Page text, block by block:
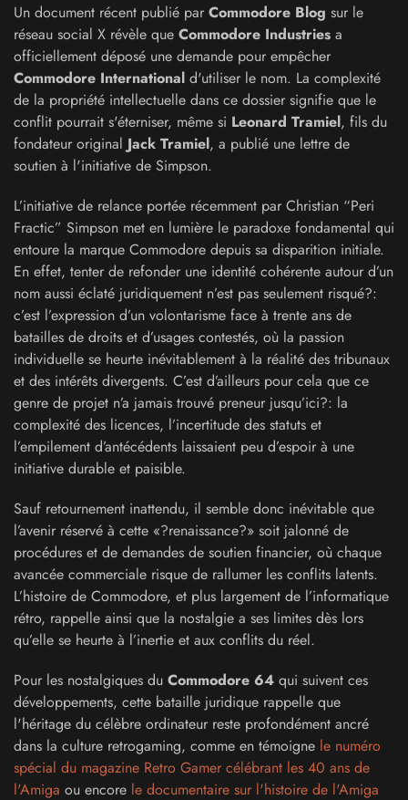
Un document récent publié par Commodore Blog sur le
réseau social X révèle que Commodore Industries a
officiellement déposé une demande pour empêcher
Commodore International d'utiliser le nom. La complexité
de la propriété intellectuelle dans ce dossier signifie que le
conflit pourrait s'éterniser, même si Leonard Tramiel, fils du
fondateur original Jack Tramiel, a publié une lettre de
soutien à l'initiative de Simpson.
L’initiative de relance portée récemment par Christian “Peri
Fractic” Simpson met en lumière le paradoxe fondamental qui
entoure la marque Commodore depuis sa disparition initiale.
En effet, tenter de refonder une identité cohérente autour d’un
nom aussi éclaté juridiquement n’est pas seulement risqué?:
c’est l’expression d’un volontarisme face à trente ans de
batailles de droits et d’usages contestés, où la passion
individuelle se heurte inévitablement à la réalité des tribunaux
et des intérêts divergents. C’est d’ailleurs pour cela que ce
genre de projet n’a jamais trouvé preneur jusqu’ici?: la
complexité des licences, l’incertitude des statuts et
l’empilement d’antécédents laissaient peu d’espoir à une
initiative durable et paisible.
Sauf retournement inattendu, il semble donc inévitable que
l’avenir réservé à cette «?renaissance?» soit jalonné de
procédures et de demandes de soutien financier, où chaque
avancée commerciale risque de rallumer les conflits latents.
L’histoire de Commodore, et plus largement de l’informatique
rétro, rappelle ainsi que la nostalgie a ses limites dès lors
qu’elle se heurte à l’inertie et aux conflits du réel.
Pour les nostalgiques du Commodore 64 qui suivent ces
développements, cette bataille juridique rappelle que
l'héritage du célèbre ordinateur reste profondément ancré
dans la culture retrogaming, comme en témoigne le numéro
spécial du magazine Retro Gamer célébrant les 40 ans de
l'Amiga ou encore le documentaire sur l'histoire de l'Amiga